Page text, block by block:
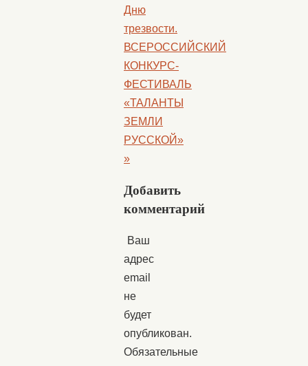
Дню
трезвости.
ВСЕРОССИЙСКИЙ
КОНКУРС-
ФЕСТИВАЛЬ
«ТАЛАНТЫ
ЗЕМЛИ
РУССКОЙ»
»
Добавить
комментарий
Ваш
адрес
email
не
будет
опубликован.
Обязательные